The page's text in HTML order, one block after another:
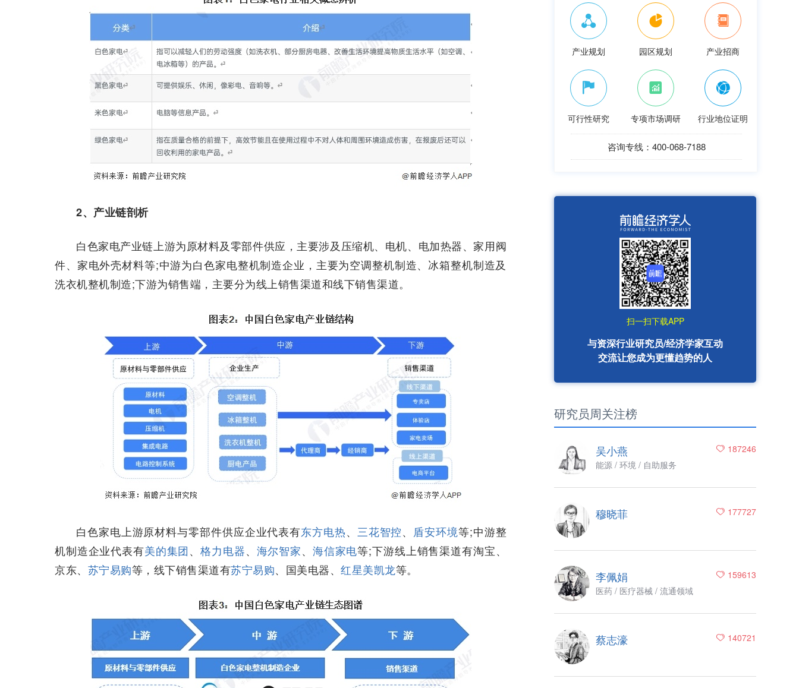
2、产业链剖析
白色家电产业链上游为原材料及零部件供应，主要涉及压缩机、电机、电加热器、家用阀
件、家电外壳材料等;中游为白色家电整机制造企业，主要为空调整机制造、冰箱整机制造及
洗衣机整机制造;下游为销售端，主要分为线上销售渠道和线下销售渠道。
白色家电上游原材料与零部件供应企业代表有东方电热、 三花智控、 盾安环境等;中游整
机制造企业代表有美的集团、格力电器、 海尔智家、 海信家电等;下游线上销售渠道有淘宝、
京东、 苏宁易购等，线下销售渠道有苏宁易购、国美电器、 红星美凯龙等。
产业规划 园区规划 产业招商
可行性研究 专项市场调研 行业地位证明
咨询专线：400-068-7188
扫一扫下载APP
与资深行业研究员/经济学家互动
交流让您成为更懂趋势的人
研究员周关注榜
187246
吴小燕
能源 / 环境 / 自助服务
177727
穆晓菲
159613
李佩娟
医药 / 医疗器械 / 流通领域
140721
蔡志濠